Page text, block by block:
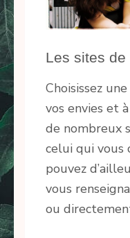
Les sites de
Choisissez une
vos envies et
de nombreux
celui qui vous
pouvez
vous
ou